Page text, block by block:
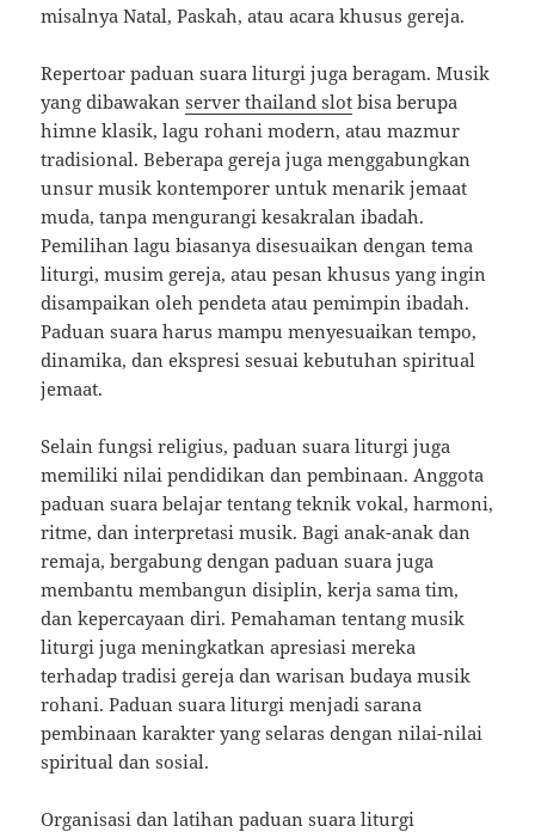
misalnya Natal, Paskah, atau acara khusus gereja.
Repertoar paduan suara liturgi juga beragam. Musik
yang dibawakanserver thailand slot bisa berupa
himne klasik, lagu rohani modern, atau mazmur
tradisional. Beberapa gereja juga menggabungkan
unsur musik kontemporer untuk menarik jemaat
muda, tanpa mengurangi kesakralan ibadah.
Pemilihan lagu biasanya disesuaikan dengan tema
liturgi, musim gereja, atau pesan khusus yang ingin
disampaikan oleh pendeta atau pemimpin ibadah.
Paduan suara harus mampu menyesuaikan tempo,
dinamika, dan ekspresi sesuai kebutuhan spiritual
jemaat.
Selain fungsi religius, paduan suara liturgi juga
memiliki nilai pendidikan dan pembinaan. Anggota
paduan suara belajar tentang teknik vokal, harmoni,
ritme, dan interpretasi musik. Bagi anak-anak dan
remaja, bergabung dengan paduan suara juga
membantu membangun disiplin, kerja sama tim,
dan kepercayaan diri. Pemahaman tentang musik
liturgi juga meningkatkan apresiasi mereka
terhadap tradisi gereja dan warisan budaya musik
rohani. Paduan suara liturgi menjadi sarana
pembinaan karakter yang selaras dengan nilai-nilai
spiritual dan sosial.
Organisasi dan latihan paduan suara liturgi